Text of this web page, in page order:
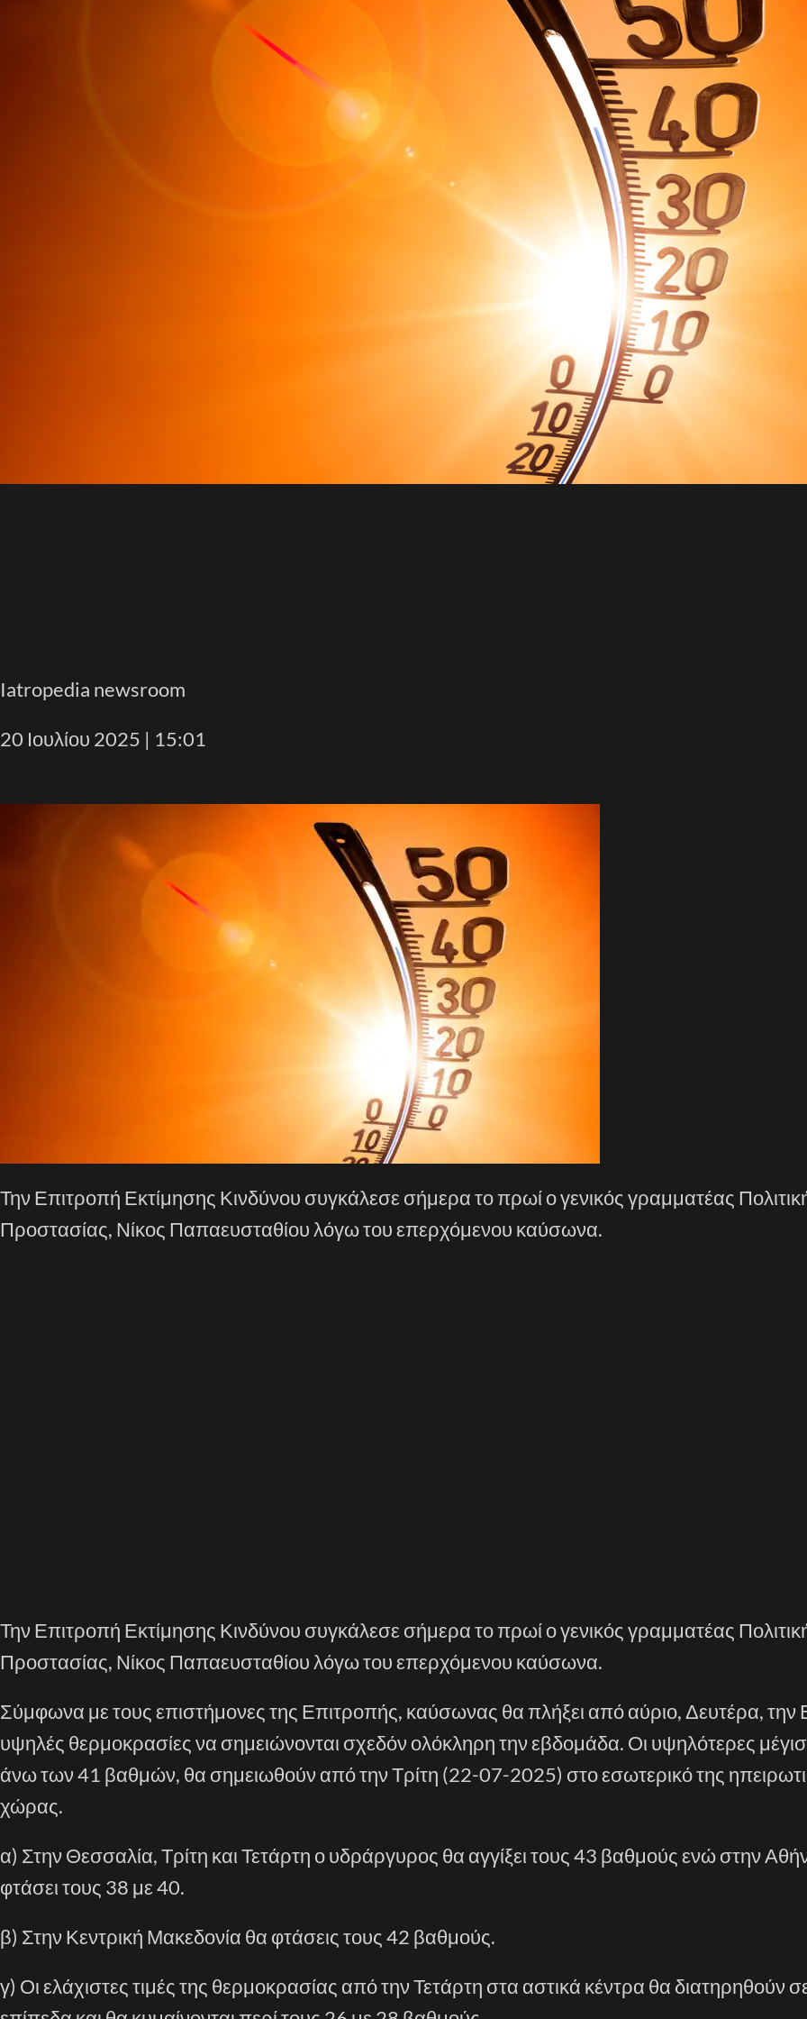
Iatropedia newsroom
20 Ιουλίου 2025 | 15:01
Την Επιτροπή Εκτίμησης Κινδύνου συγκάλεσε σήμερα το πρωί ο γενικός γραμματέας
Προστασίας, Νίκος Παπαευσταθίου λόγω του επερχόμενου καύσωνα.
Την Επιτροπή Εκτίμησης Κινδύνου συγκάλεσε σήμερα το πρωί ο γενικός γραμματέας
Προστασίας, Νίκος Παπαευσταθίου λόγω του επερχόμενου καύσωνα.
Σύμφωνα με τους επιστήμονες της Επιτροπής, καύσωνας θα πλήξει από αύριο, Δευτέρα, την
υψηλές θερμοκρασίες να σημειώνονται σχεδόν ολόκληρη την εβδομάδα. Οι υψηλότερες
άνω των 41 βαθμών, θα σημειωθούν από την Τρίτη (22-07-2025) στο εσωτερικό της
χώρας.
α) Στην Θεσσαλία, Τρίτη και Τετάρτη ο υδράργυρος θα αγγίξει τους 43 βαθμούς ενώ στην
φτάσει τους 38 με 40.
β) Στην Κεντρική Μακεδονία θα φτάσεις τους 42 βαθμούς.
γ) Οι ελάχιστες τιμές της θερμοκρασίας από την Τετάρτη στα αστικά κέντρα θα διατηρηθούν